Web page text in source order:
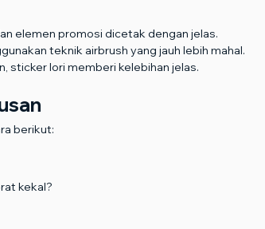
elemen promosi dicetak dengan jelas.
teknik airbrush yang jauh lebih mahal.
sticker lori memberi kelebihan jelas.
berikut:
kekal?